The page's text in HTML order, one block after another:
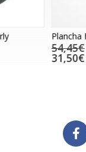
Plancha Frisé 2.0
38,12€
SIN IVA